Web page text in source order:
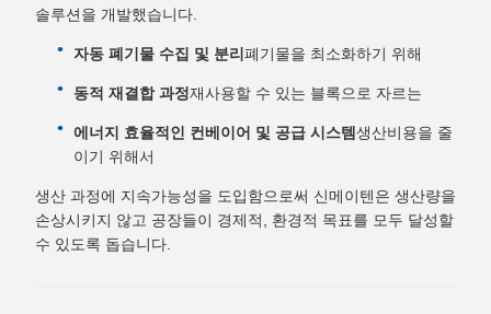
솔루션을 개발했습니다.
자동 폐기물 수집 및 분리 폐기물을 최소화하기 위해
동적 재결합 과정재사용할 수 있는 블록으로 자르는
에너지 효율적인 컨베이어 및 공급 시스템생산비용을 줄
이기 위해서
생산 과정에 지속가능성을 도입함으로써 신메이텐은 생산량을
손상시키지 않고 공장들이 경제적, 환경적 목표를 모두 달성할
수 있도록 돕습니다.